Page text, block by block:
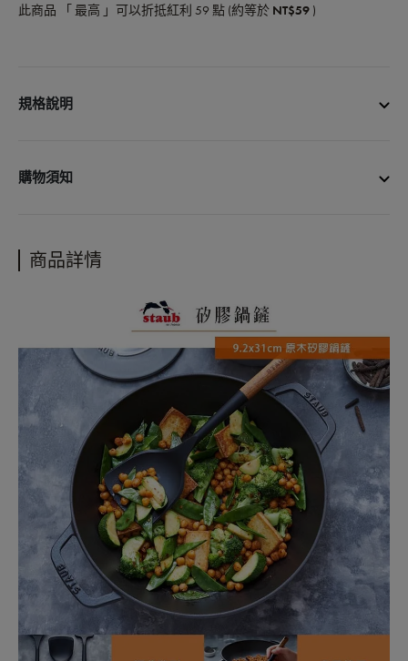
此商品 「 最高 」可以折抵紅利 59 點 (約等於 NT$59 )
規格說明
商品材質：耐熱矽膠、相思木、鋼
購物須知
• 更多購物資訊，請參閱以下說明
購物說明
會員紅利
商品詳情